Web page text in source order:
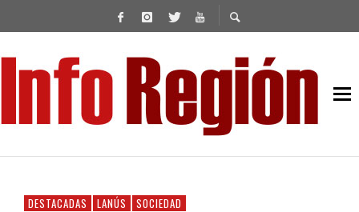
DESTACADAS LANÚS SOCIEDAD